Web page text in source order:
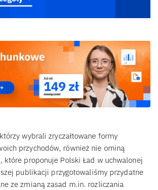
wybrali zryczałtowane formy
przychodów, również nie ominą
które proponuje Polski Ład w uchwalonej
publikacji przygotowaliśmy przydatne
ze zmianą zasad m.in. rozliczania